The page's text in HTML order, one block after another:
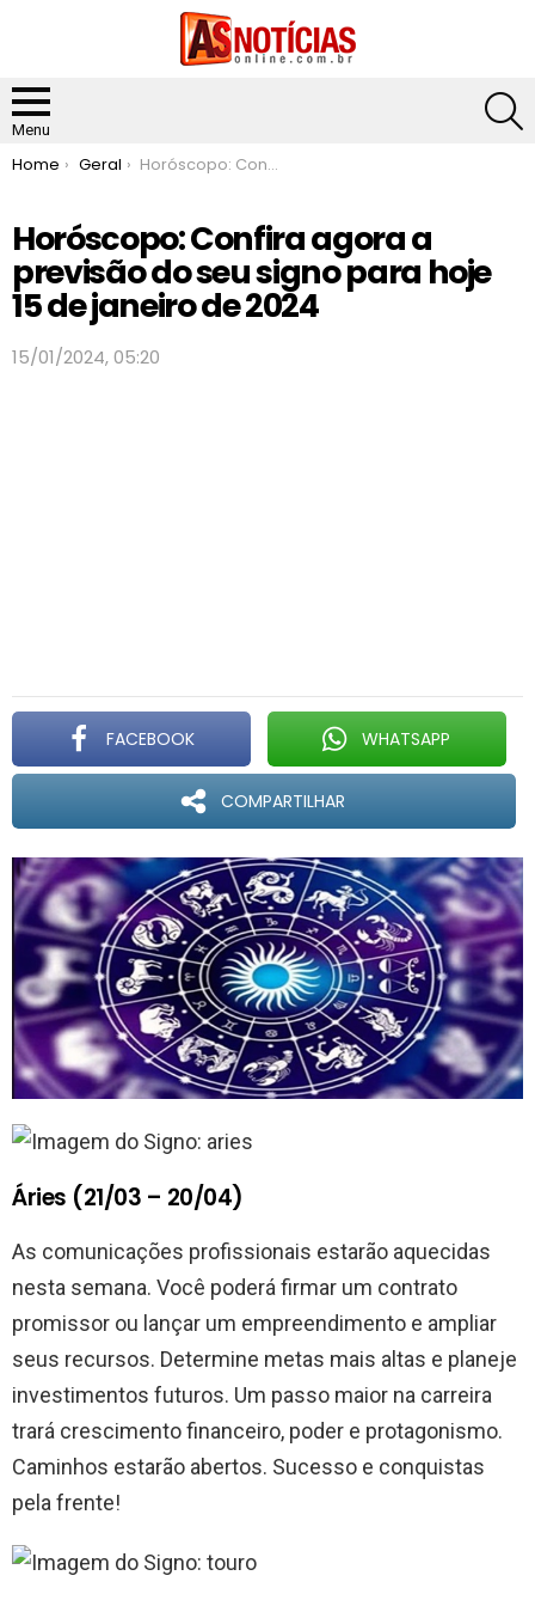
Menu
You are here:
Home Geral Horóscopo: Confira agora a previsão do seu signo para hoje 15 de janeiro de 2024
Horóscopo: Confira agora a
previsão do seu signo para hoje
15 de janeiro de 2024
15/01/2024, 05:20
FACEBOOK WHATSAPP
COMPARTILHAR
Áries (21/03 – 20/04)
As comunicações profissionais estarão aquecidas
nesta semana. Você poderá firmar um contrato
promissor ou lançar um empreendimento e ampliar
seus recursos. Determine metas mais altas e planeje
investimentos futuros. Um passo maior na carreira
trará crescimento financeiro, poder e protagonismo.
Caminhos estarão abertos. Sucesso e conquistas
pela frente!